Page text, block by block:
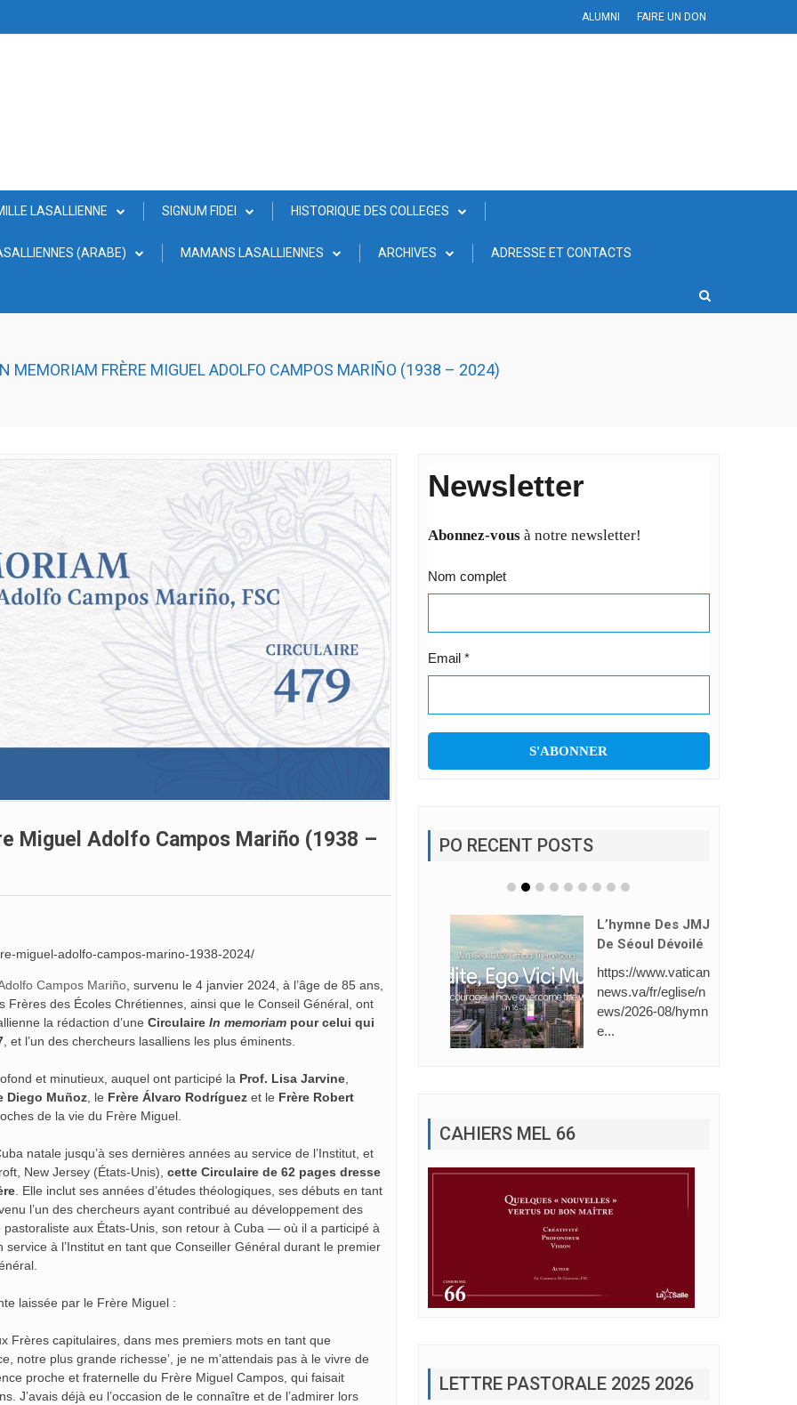
ALUMNI FAIRE UN DON
LASALLIENNE SIGNUM FIDEI HISTORIQUE DES COLLEGES
(ARABE) MAMANS LASALLIENNES ARCHIVES ADRESSE ET CONTACTS
MEMORIAM FRÈRE MIGUEL ADOLFO CAMPOS MARIÑO (1938 – 2024)
Miguel Adolfo Campos Mariño (1938 –
miguel-adolfo-campos-marino-1938-2024/
Campos Mariño, survenu le 4 janvier 2024, à l’âge de 85 ans,
Frères des Écoles Chrétiennes, ainsi que le Conseil Général, ont
la rédaction d’une Circulaire In memoriam pour celui qui
, et l’un des chercheurs lasalliens les plus éminents.
et minutieux, auquel ont participé la Prof. Lisa Jarvine,
Diego Muñoz, le Frère Álvaro Rodríguez et le Frère Robert
de la vie du Frère Miguel.
natale jusqu’à ses dernières années au service de l’Institut, et
New Jersey (États-Unis), cette Circulaire de 62 pages dresse
. Elle inclut ses années d’études théologiques, ses débuts en tant
l’un des chercheurs ayant contribué au développement des
aux États-Unis, son retour à Cuba — où il a participé à
à l’Institut en tant que Conseiller Général durant le premier
laissée par le Frère Miguel :
Frères capitulaires, dans mes premiers mots en tant que
notre plus grande richesse’, je ne m’attendais pas à le vivre de
proche et fraternelle du Frère Miguel Campos, qui faisait
J’avais déjà eu l’occasion de le connaître et de l’admirer lors
Newsletter
Abonnez-vousà notre newsletter!
Nom complet
Email *
PO RECENT POSTS
news.va/fr/eglise/n
ews/2026-08/hymn
e...
Saint-Gabriel: 1èr
E Place (Line Foll
Owing).
La Direction de l’Éc
CAHIERS MEL 66
LETTRE PASTORALE 2025 2026